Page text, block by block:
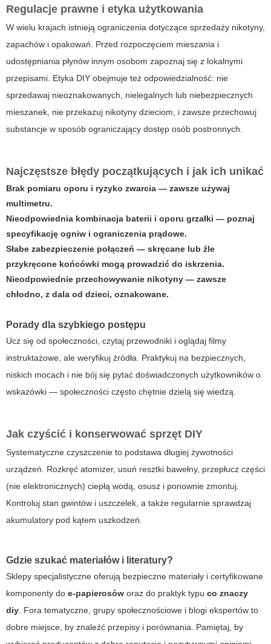
Regulacje prawne i etyka użytkowania
W wielu krajach istnieją ograniczenia dotyczące sprzedaży nikotyny,
zapachów i opakowań. Przed rozpoczęciem mieszania i
udostępniania płynów innym osobom zapoznaj się z lokalnymi
przepisami. Etyka DIY obejmuje też odpowiedzialność: nie
sprzedawaj nieoznakowanych, nielegalnych lub niebezpiecznych
mieszanek, nie przekazuj nikotyny dzieciom, i zawsze przechowuj
substancje w sposób ograniczający dostęp osób postronnych.
Najczęstsze błędy początkujących i jak ich unikać
Brak pomiaru oporu i ryzyko zwarcia — zawsze używaj
multimetru.
Nieodpowiednia kombinacja baterii i oporu grzałki — poznaj
specyfikację ogniw i ograniczenia prądowe.
Słabe zabezpieczenie połączeń — skręcane lub źle
przykręcone końcówki mogą prowadzić do iskrzenia.
Nieodpowiednie przechowywanie nikotyny — zawsze
chłodno, z dala od dzieci, oznakowane.
Porady dla szybkiego postępu
Ucz się od społeczności, czytaj przewodniki i oglądaj filmy
instruktażowe, ale weryfikuj źródła. Praktykuj na bezpiecznych,
niskich mocach i nie bój się pytać doświadczonych użytkowników o
wskazówki — społeczności często chętnie dzielą się wiedzą.
Jak czyścić i konserwować sprzęt DIY
Systematyczne czyszczenie to podstawa długiej żywotności
urządzeń. Rozkręć atomizer, usuń resztki bawełny, przepłucz części
(nie elektronicznych) ciepłą wodą, osusz i ponownie zmontuj.
Kontroluj stan gwintów i uszczelek, a także regularnie sprawdzaj
akumulatory pod kątem uszkodzeń.
Gdzie szukać materiałów i literatury?
Sklepy specjalistyczne oferują bezpieczne materiały i certyfikowane
komponenty do e-papierosów oraz do praktyk typu co znaczy
diy . Fora tematyczne, grupy społecznościowe i blogi ekspertów to
dobre miejsce, by znaleźć przepisy i porównania. Pamiętaj, by